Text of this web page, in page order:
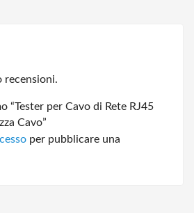
recensioni.
“Tester per Cavo di Rete RJ45
Cavo”
per pubblicare una